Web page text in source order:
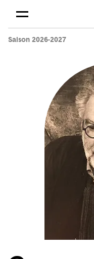
Skip to
Saison 2026-2027